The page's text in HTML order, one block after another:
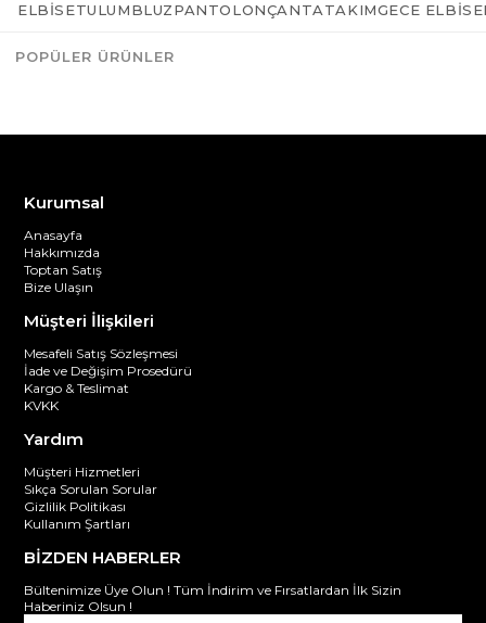
Kurumsal
Anasayfa
Hakkımızda
Toptan Satış
Bize Ulaşın
Müşteri İlişkileri
Mesafeli Satış Sözleşmesi
İade ve Değişim Prosedürü
Kargo & Teslimat
KVKK
Yardım
Müşteri Hizmetleri
Sıkça Sorulan Sorular
Gizlilik Politikası
Kullanım Şartları
BİZDEN HABERLER
Bültenimize Üye Olun ! Tüm İndirim ve Fırsatlardan İlk Sizin
Haberiniz Olsun !
ELBISETULUMBLUZPANTOLONÇANTATAKIMGECE
POPÜLER ÜRÜNLER